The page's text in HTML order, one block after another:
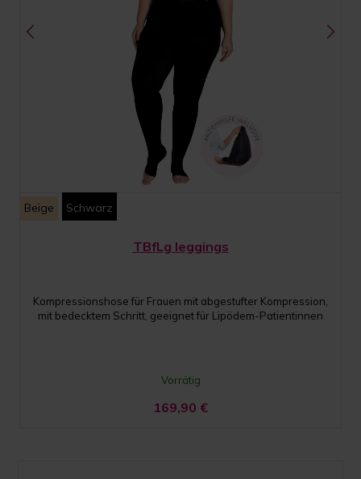
Beige Schwarz
TBfLg leggings
Kompressionshose für Frauen mit abgestufter Kompression,
mit bedecktem Schritt, geeignet für Lipödem-Patientinnen
Vorrätig
169,90 €